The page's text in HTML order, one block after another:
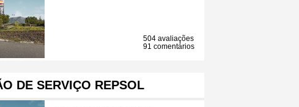
504 avaliações
91 comentários
DE SERVIÇO REPSOL